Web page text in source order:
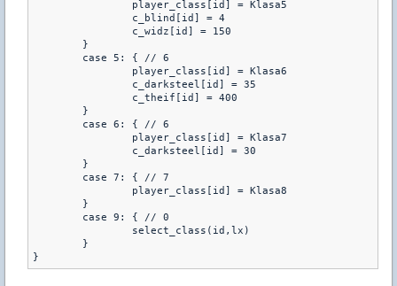
                player_class[id] = Klasa5
                c_blind[id] = 4
                c_widz[id] = 150
        }
        case 5: { // 6
                player_class[id] = Klasa6
                c_darksteel[id] = 35
                c_theif[id] = 400
        }
        case 6: { // 6
                player_class[id] = Klasa7
                c_darksteel[id] = 30
        }
        case 7: { // 7
                player_class[id] = Klasa8
        }
        case 9: { // 0
                select_class(id,lx)
        }